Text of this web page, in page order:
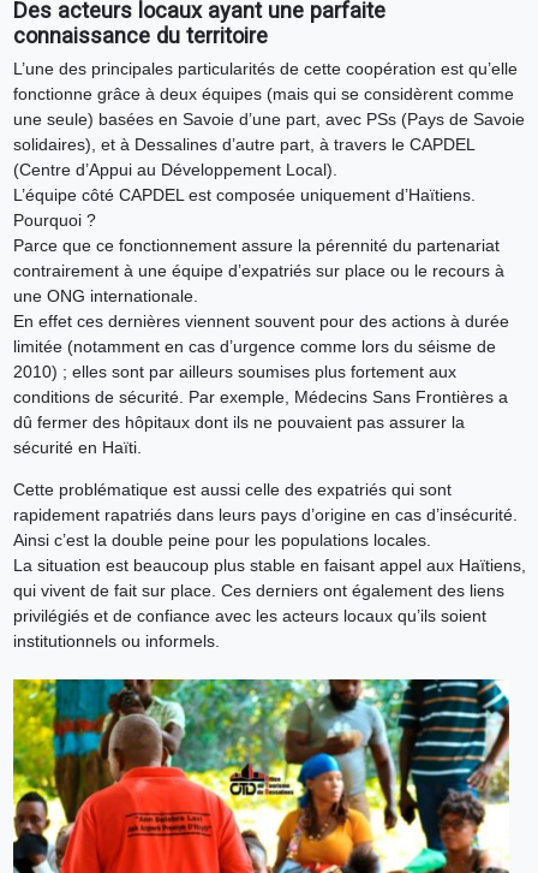
Des acteurs locaux ayant une parfaite
connaissance du territoire
L’une des principales particularités de cette coopération est qu’elle
fonctionne grâce à deux équipes (mais qui se considèrent comme
une seule) basées en Savoie d’une part, avec PSs (Pays de Savoie
solidaires), et à Dessalines d’autre part, à travers le CAPDEL
(Centre d’Appui au Développement Local).
L’équipe côté CAPDEL est composée uniquement d’Haïtiens.
Pourquoi ?
Parce que ce fonctionnement assure la pérennité du partenariat
contrairement à une équipe d’expatriés sur place ou le recours à
une ONG internationale.
En effet ces dernières viennent souvent pour des actions à durée
limitée (notamment en cas d’urgence comme lors du séisme de
2010) ; elles sont par ailleurs soumises plus fortement aux
conditions de sécurité. Par exemple, Médecins Sans Frontières a
dû fermer des hôpitaux dont ils ne pouvaient pas assurer la
sécurité en Haïti.
Cette problématique est aussi celle des expatriés qui sont
rapidement rapatriés dans leurs pays d’origine en cas d’insécurité.
Ainsi c’est la double peine pour les populations locales.
La situation est beaucoup plus stable en faisant appel aux Haïtiens,
qui vivent de fait sur place. Ces derniers ont également des liens
privilégiés et de confiance avec les acteurs locaux qu’ils soient
institutionnels ou informels.